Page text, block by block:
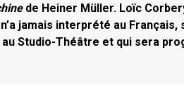
de Heiner Müller. Loïc
jamais interprété au
Studio-Théâtre et qui sera